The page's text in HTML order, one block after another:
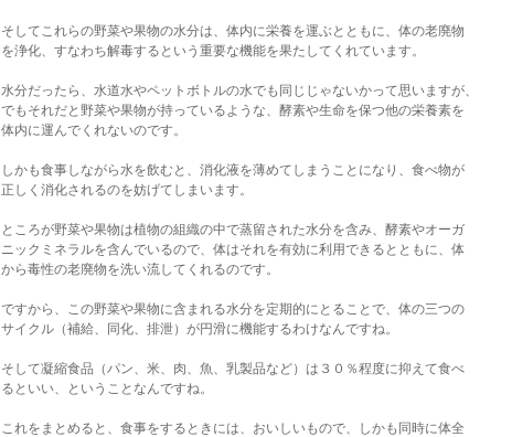
そしてこれらの野菜や果物の水分は、体内に栄養を運ぶとともに、体の老廃物
を浄化、すなわち解毒するという重要な機能を果たしてくれています。
水分だったら、水道水やペットボトルの水でも同じじゃないかって思いますが、
でもそれだと野菜や果物が持っているような、酵素や生命を保つ他の栄養素を
体内に運んでくれないのです。
しかも食事しながら水を飲むと、消化液を薄めてしまうことになり、食べ物が
正しく消化されるのを妨げてしまいます。
ところが野菜や果物は植物の組織の中で蒸留された水分を含み、酵素やオーガ
ニックミネラルを含んでいるので、体はそれを有効に利用できるとともに、体
から毒性の老廃物を洗い流してくれるのです。
ですから、この野菜や果物に含まれる水分を定期的にとることで、体の三つの
サイクル（補給、同化、排泄）が円滑に機能するわけなんですね。
そして凝縮食品（パン、米、肉、魚、乳製品など）は３０％程度に抑えて食べ
るといい、ということなんですね。
これをまとめると、食事をするときには、おいしいもので、しかも同時に体全